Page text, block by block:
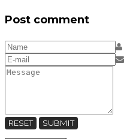
Post comment
RESET SUBMIT